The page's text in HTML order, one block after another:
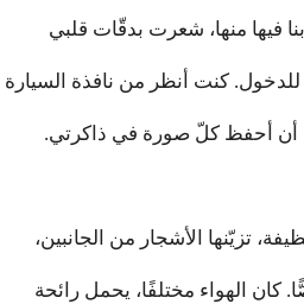
فيها منها، شعرت بدقّات قلبي
للدخول. كنت أنظر من نافذة السيارة
أن أحفظ كلّ صورة في ذاكرتي.
تزيّنها الأشجار من الجانبين،
الهواء مختلفًا، يحمل رائحة